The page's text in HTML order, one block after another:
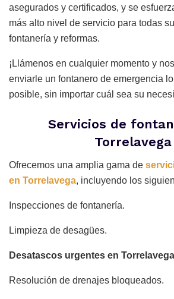
asegurados y certificados, y se
más alto nivel de servicio para todas
fontanería y reformas.
¡Llámenos en cualquier momento y
enviarle un fontanero de emergencia
posible, sin importar cuál sea su
Servicios de
Torrelavega
Ofrecemos una amplia gama de
en Torrelavega, incluyendo los
Inspecciones de fontanería.
Limpieza de desagües.
Desatascos urgentes en Torrelavega
Resolución de drenajes bloqueados.